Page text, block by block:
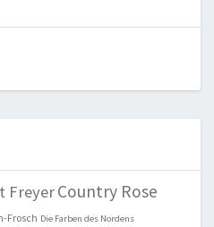
FreyerCountry Rose
Frosch Die Farben des Nordens